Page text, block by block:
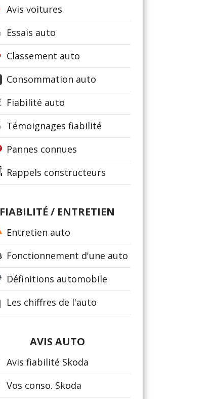
Avis voitures
Essais auto
Classement auto
Consommation auto
Fiabilité auto
Témoignages fiabilité
Pannes connues
Rappels constructeurs
FIABILITÉ / ENTRETIEN
Entretien auto
Fonctionnement d'une auto
Définitions automobile
Les chiffres de l'auto
AVIS AUTO
Avis fiabilité Skoda
Vos conso. Skoda